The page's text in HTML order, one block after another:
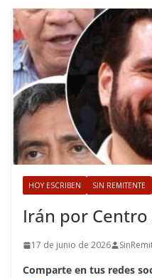
HOY ESCRIBEN SIN REMITENTE
Irán por Centro
17 de junio de 2026
Comparte en tus redes